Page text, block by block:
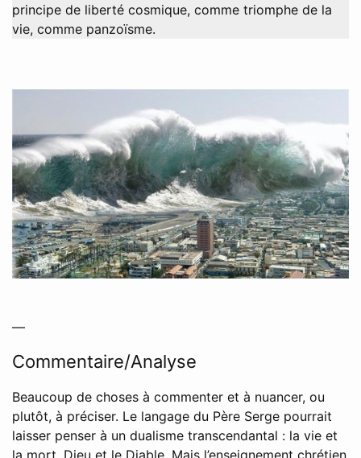
principe de liberté cosmique, comme triomphe de la
vie, comme panzoïsme.
—
Commentaire/Analyse
Beaucoup de choses à commenter et à nuancer, ou
plutôt, à préciser. Le langage du Père Serge pourrait
laisser penser à un dualisme transcendantal : la vie et
la mort. Dieu et le Diable. Mais l’enseignement chrétien